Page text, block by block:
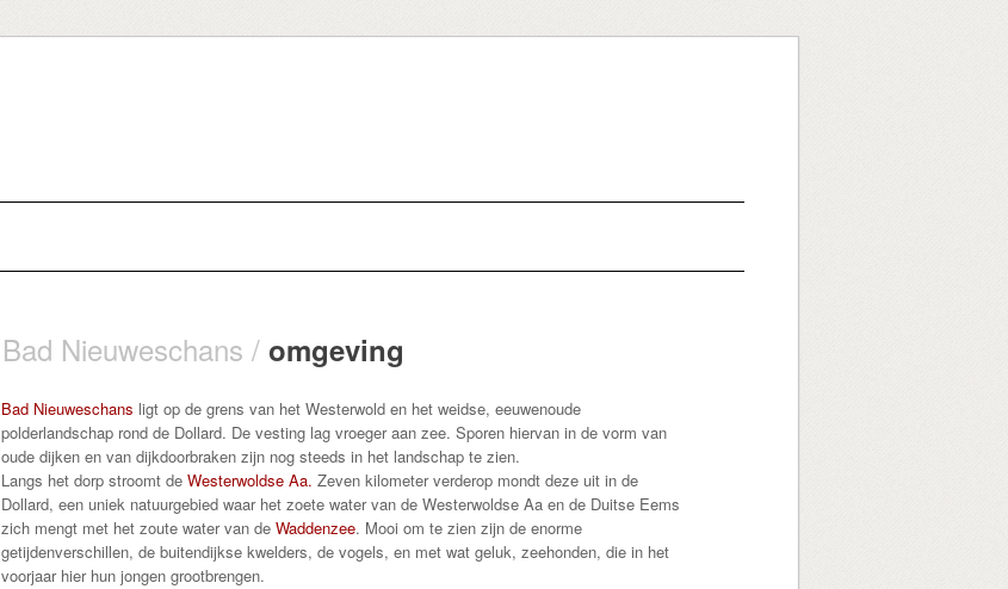
Bad Nieuweschans / omgeving
Bad Nieuweschans ligt op de grens van het Westerwold en het weidse, eeuwenoude
polderlandschap rond de Dollard. De vesting lag vroeger aan zee. Sporen hiervan in de vorm van
oude dijken en van dijkdoorbraken zijn nog steeds in het landschap te zien.
Langs het dorp stroomt deWesterwoldse Aa. Zeven kilometer verderop mondt deze uit in de
Dollard, een uniek natuurgebied waar het zoete water van de Westerwoldse Aa en de Duitse Eems
zich mengt met het zoute water van deWaddenzee. Mooi om te zien zijn de enorme
getijdenverschillen, de buitendijkse kwelders, de vogels, en met wat geluk, zeehonden, die in het
voorjaar hier hun jongen grootbrengen.